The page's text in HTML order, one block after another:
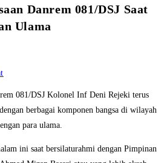
Danrem 081/DSJ Saat
Ulama
081/DSJ Kolonel Inf Deni Rejeki terus
berbagai komponen bangsa di wilayah
para ulama.
ini saat bersilaturahmi dengan Pimpinan